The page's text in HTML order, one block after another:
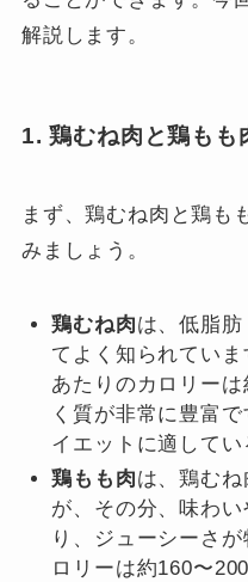
解説します。
1. 鶏むね肉と鶏もも
まず、鶏むね肉と鶏も
みましょう。
鶏むね肉は、低脂
てよく知られてい
あたりのカロリー
く質が非常に豊富
イエットに適してい
鶏もも肉は、鶏む
が、その分、味わ
り、ジューシーさ
ロリーは約160〜